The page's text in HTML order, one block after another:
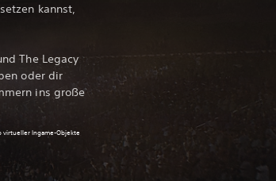
kannst,
The Legacy
oder dir
ins große
virtueller Ingame-Objekte